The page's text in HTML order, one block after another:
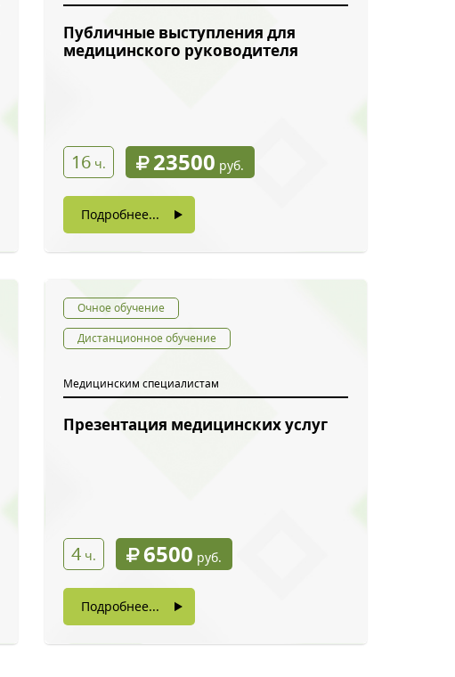
Публичные выступления для
медицинского руководителя
16 ч. 23500 руб.
Подробнее...
Очное обучение
Дистанционное обучение
Медицинским специалистам
Презентация медицинских услуг
4 ч. 6500 руб.
Подробнее...